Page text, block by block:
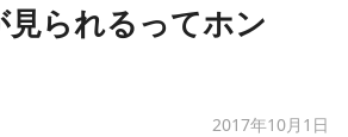
見られるってホン
2017年10月1日